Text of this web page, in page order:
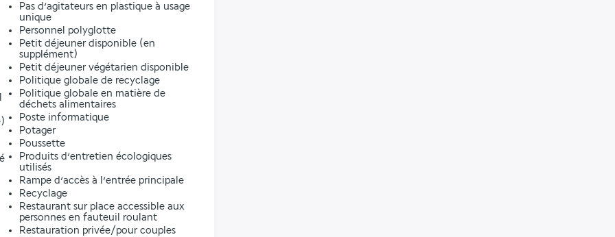
Pas d’agitateurs en plastique à usage
unique
Personnel polyglotte
Petit déjeuner disponible (en
supplément)
Petit déjeuner végétarien disponible
Politique globale de recyclage
Politique globale en matière de
déchets alimentaires
Poste informatique
Potager
Poussette
Produits d’entretien écologiques
utilisés
Rampe d’accès à l’entrée principale
Recyclage
Restaurant sur place accessible aux
personnes en fauteuil roulant
Restauration privée/pour couples